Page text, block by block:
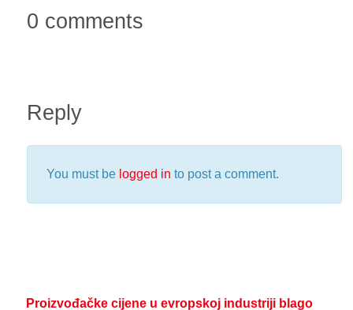
0 comments
Reply
You must be logged in to post a comment.
Proizvođačke cijene u evropskoj industriji blago